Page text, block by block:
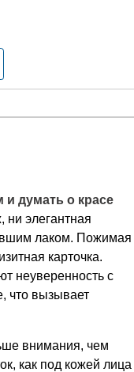
думать о красе
элегантная
лаком. Пожимая
карточка.
неуверенность с
что вызывает
внимания, чем
как под кожей лица